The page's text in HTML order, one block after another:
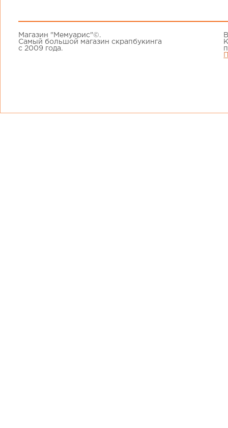
Магазин "Мемуарис"©.
Самый большой магазин скрапбукинга
с 2009 года.